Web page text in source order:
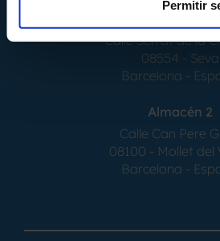
Permitir
Calle Serrat de la
08554 - Seva
Barcelona -
Almacén 2
Calle Can Pere
08100 - Mollet del
Barcelona -